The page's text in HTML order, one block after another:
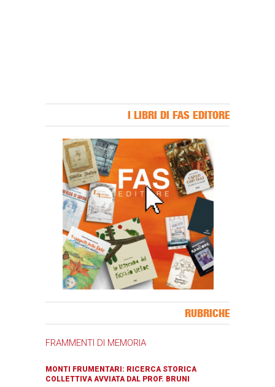
I LIBRI DI FAS EDITORE
RUBRICHE
FRAMMENTI DI MEMORIA
MONTI FRUMENTARI: RICERCA STORICA
COLLETTIVA AVVIATA DAL PROF. BRUNI